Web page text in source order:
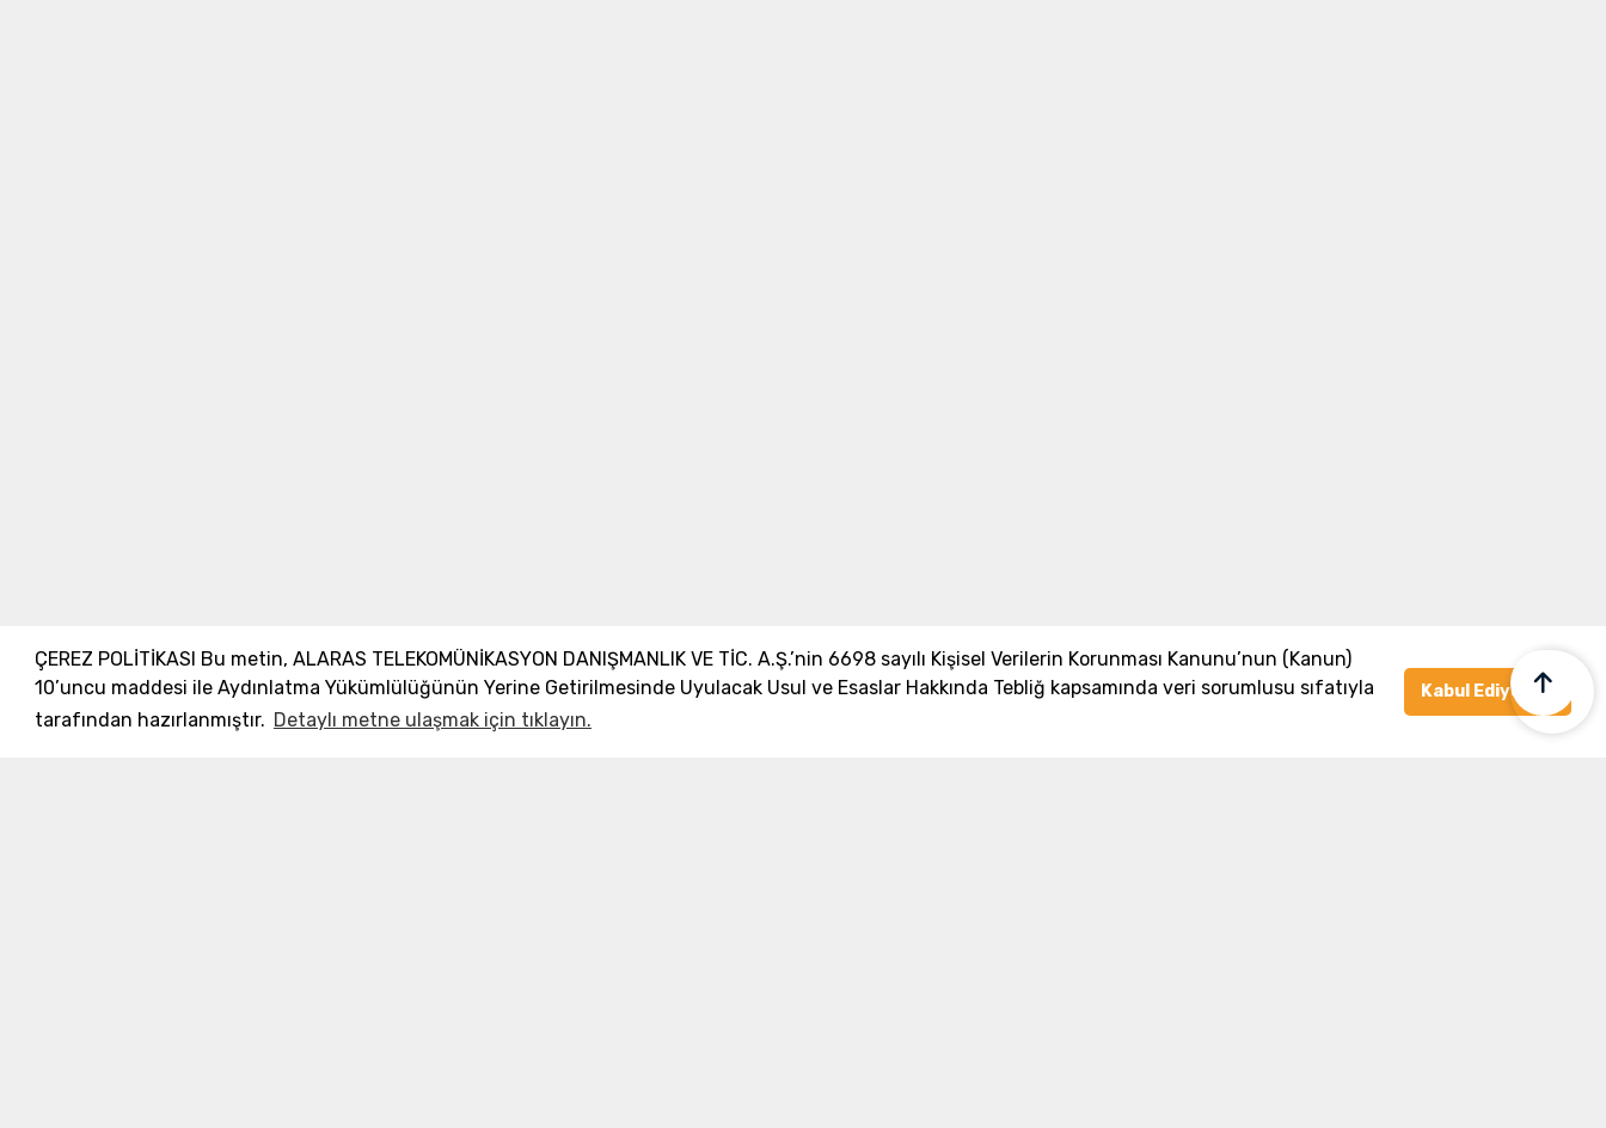
ÇEREZ POLİTİKASI Bu metin, ALARAS TELEKOMÜNİKASYON DANIŞMANLIK VE TİC. A.Ş.’nin 6698 sayılı Kişisel Verilerin Korunması Kanunu’nun (Kanun)
10’uncu maddesi ile Aydınlatma Yükümlülüğünün Yerine Getirilmesinde Uyulacak Usul ve Esaslar Hakkında Tebliğ kapsamında veri sorumlusu sıfatıyla
tarafından hazırlanmıştır. Detaylı metne ulaşmak için tıklayın.
Kabul Ediyorum